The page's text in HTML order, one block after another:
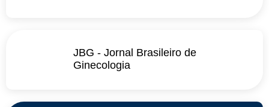
JBG - Jornal Brasileiro de
Ginecologia